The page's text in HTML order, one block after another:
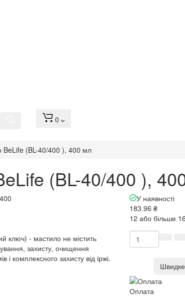
0
BeLife (BL-40/400 ), 400 мл
(BL-40/400 ),
ключ) - мастило не містить
захисту, очищення
і комплексного захисту від іржі.
У наявності
183.96 ₴
12 або більше
Оплата